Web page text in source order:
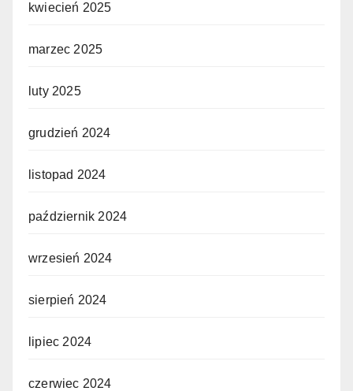
kwiecień 2025
marzec 2025
luty 2025
grudzień 2024
listopad 2024
październik 2024
wrzesień 2024
sierpień 2024
lipiec 2024
czerwiec 2024